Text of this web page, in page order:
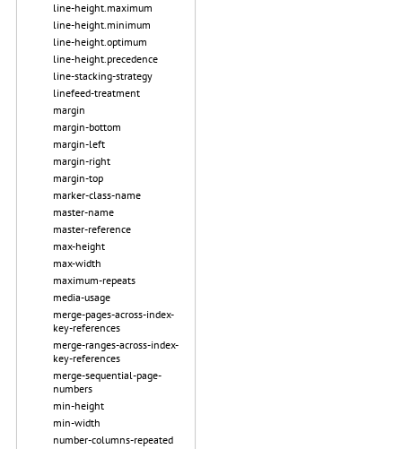
line-height.maximum
line-height.minimum
line-height.optimum
line-height.precedence
line-stacking-strategy
linefeed-treatment
margin
margin-bottom
margin-left
margin-right
margin-top
marker-class-name
master-name
master-reference
max-height
max-width
maximum-repeats
media-usage
merge-pages-across-index-
key-references
merge-ranges-across-index-
key-references
merge-sequential-page-
numbers
min-height
min-width
number-columns-repeated